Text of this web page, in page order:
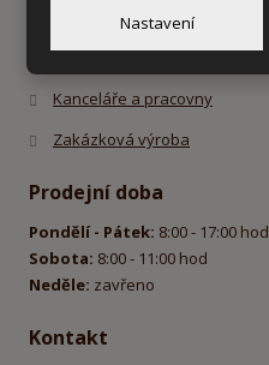
Dětské pokoje
Kuchyně a jídelny
Kanceláře a pracovny
Zakázková výroba
Prodejní doba
Pondělí - Pátek: 8:00 - 17:00 hod
Sobota: 8:00 - 11:00 hod
Neděle: zavřeno
Kontakt
Nastavení